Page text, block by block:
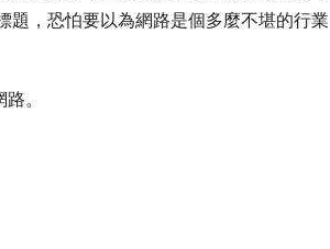
題，恐怕要以為網路是個多麼不堪的行業
。